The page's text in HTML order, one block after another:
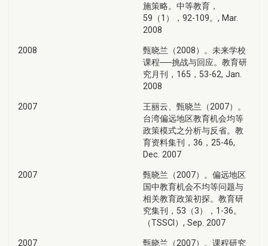
施策略。中等教育，
59（1），92-109。, Mar.
2008
2008
甄晓兰（2008）。未来学校
课程──挑战与回应。教育研
究月刊，165，53-62, Jan.
2008
2007
王丽云、甄晓兰（2007）。
台湾偏远地区教育机会均等
政策模式之分析与反省。教
育资料集刊，36，25-46,
Dec. 2007
2007
甄晓兰（2007）。偏远地区
国中教育机会不均等问题与
相关教育政策初探。教育研
究集刊，53（3），1-36。
（TSSCI）, Sep. 2007
2007 甄晓兰（2007）。课程研究